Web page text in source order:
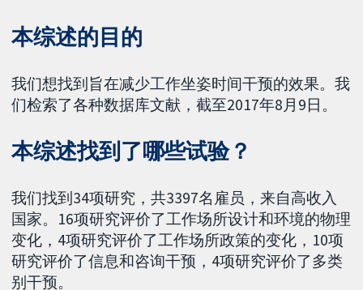
本综述的目的
我们想找到旨在减少工作坐姿时间干预的效果。我
们检索了各种数据库文献，截至2017年8月9日。
本综述找到了哪些试验？
我们找到34项研究，共3397名雇员，来自高收入
国家。16项研究评价了工作场所设计和环境的物理
变化，4项研究评价了工作场所政策的变化，10项
研究评价了信息和咨询干预，4项研究评价了多类
别干预。